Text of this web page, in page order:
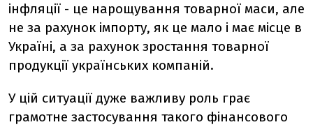
інфляції - це нарощування товарної маси, але
не за рахунок імпорту, як це мало і має місце в
Україні, а за рахунок зростання товарної
продукції українських компаній.
У цій ситуації дуже важливу роль грає
грамотне застосування такого фінансового